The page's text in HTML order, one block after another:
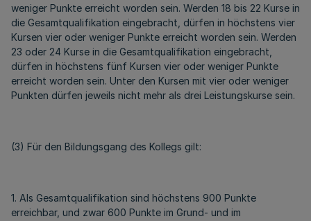
weniger Punkte erreicht worden sein. Werden 18 bis 22 Kurse in
die Gesamtqualifikation eingebracht, dürfen in höchstens vier
Kursen vier oder weniger Punkte erreicht worden sein. Werden
23 oder 24 Kurse in die Gesamtqualifikation eingebracht,
dürfen in höchstens fünf Kursen vier oder weniger Punkte
erreicht worden sein. Unter den Kursen mit vier oder weniger
Punkten dürfen jeweils nicht mehr als drei Leistungskurse sein.
(3) Für den Bildungsgang des Kollegs gilt:
1. Als Gesamtqualifikation sind höchstens 900 Punkte
erreichbar, und zwar 600 Punkte im Grund- und im